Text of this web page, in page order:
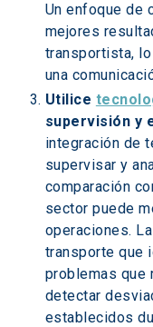
Un enfoque de
mejores
transportista,
una
Utilice
supervisión y
integración de
supervisar y
comparación
sector puede
operaciones.
transporte que
problemas que
detectar
establecidos